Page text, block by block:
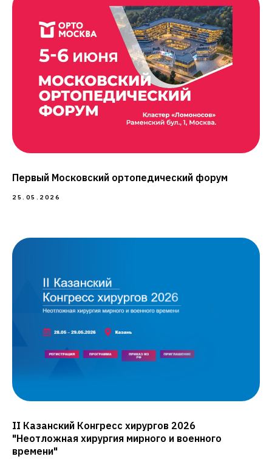
Первый Московский ортопедический форум
25.05.2026
II Казанский Конгресс хирургов 2026
"Неотложная хирургия мирного и военного
времени"